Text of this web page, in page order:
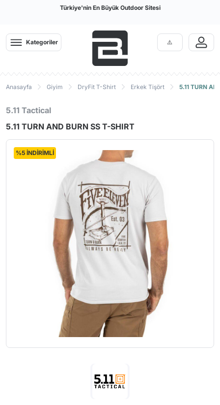
Türkiye'nin En Büyük Outdoor Sitesi
Kategoriler
Anasayfa Giyim DryFit T-Shirt Erkek Tişört 5.11 TURN
5.11 Tactical
5.11 TURN AND BURN SS T-SHIRT
%5 İNDİRİMLİ